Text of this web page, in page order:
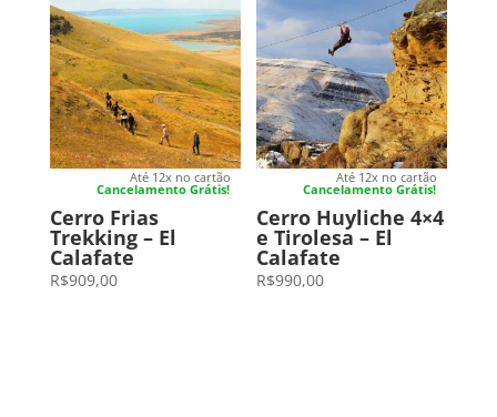
Até 12x no cartão
Cancelamento Grátis!
Cerro Frias
Trekking – El
Calafate
R$909,00
Até 12x no cartão
Cancelamento Grátis!
Cerro Huyliche 4×4
e Tirolesa – El
Calafate
R$990,00